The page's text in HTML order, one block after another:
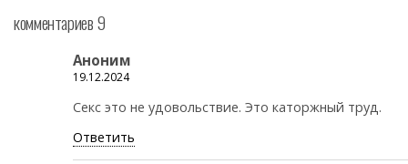
комментариев 9
Аноним
19.12.2024
Секс это не удовольствие. Это каторжный труд.
Ответить